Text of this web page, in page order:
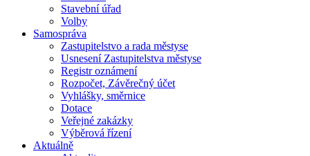
Stavební úřad
Volby
Samospráva
Zastupitelstvo a rada městyse
Usnesení Zastupitelstva městyse
Registr oznámení
Rozpočet, Závěrečný účet
Vyhlášky, směrnice
Dotace
Veřejné zakázky
Výběrová řízení
Aktuálně